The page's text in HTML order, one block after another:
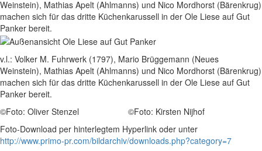
v.l.: Volker M. Fuhrwerk (1797), Mario Brüggemann (Neues
Weinstein), Mathias Apelt (Ahlmanns) und Nico Mordhorst (Bärenkrug)
machen sich für das dritte Küchenkarussell in der Ole Liese auf Gut
Panker bereit.
©Foto: Oliver Stenzel ©Foto: Kirsten Nijhof
Foto-Download per hinterlegtem Hyperlink oder unter
http://www.primo-pr.com/bildarchiv/downloads.php?category=7